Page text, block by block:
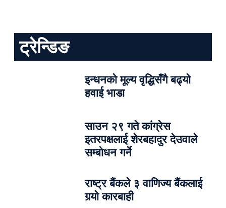
ट्रेन्डिङ
इन्धनको मूल्य वृद्धिसँगै बढ्यो
हवाई भाडा
साउन २९ गते कांग्रेस
इतरपक्षलाई शेरबहादुर देउवाले
सम्बोधन गर्ने
राष्ट्र बैंकले ३ वाणिज्य बैंकलाई
गर्‍यो कारबाही